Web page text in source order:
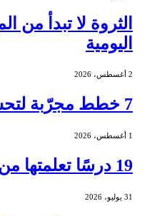
الثروة لا تبدأ من
اليومية
2 أغسطس، 2026
7 خطط مجرّبة لتحسين جودة نومك
1 أغسطس، 2026
19 درسًا تعلمتها من الفشل
31 يوليو، 2026